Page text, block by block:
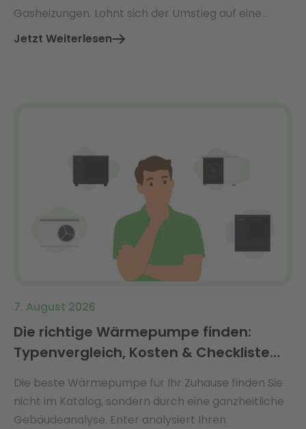
Gasheizungen. Lohnt sich der Umstieg auf eine
Wärmepumpe – und welche Vorteile bieten beide
Jetzt Weiterlesen
7. August 2026
Die richtige Wärmepumpe finden:
Typenvergleich, Kosten & Checkliste
Die beste Wärmepumpe für Ihr Zuhause finden Sie
nicht im Katalog, sondern durch eine ganzheitliche
Gebäudeanalyse. Enter analysiert Ihren